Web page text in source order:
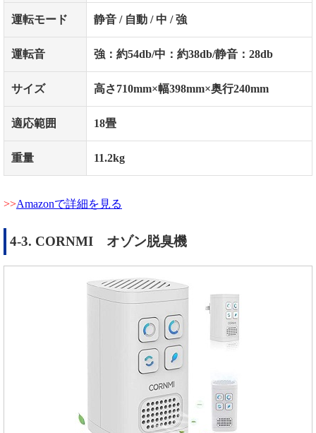
運転モード 静音 / 自動 / 中 /強
運転音 強：約54db/中：約38db/静音： 28db
サイズ 高さ710mm×幅398mm×奥行240mm
適応範囲 18畳
重量 11.2kg
Amazonで詳細を見る
4-3. CORNMI オゾン脱臭機